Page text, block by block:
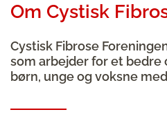
Om Cystisk
Cystisk Fibrose
som arbejder for et
børn, unge og voksne